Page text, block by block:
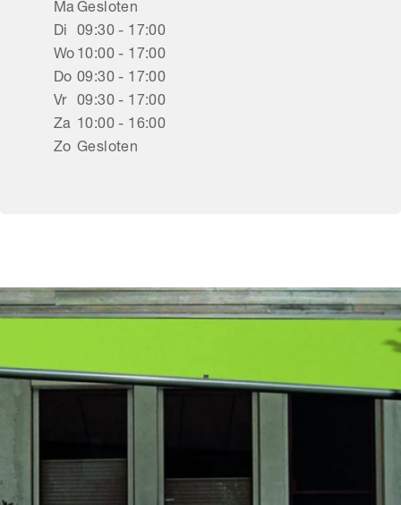
MaGesloten
Di
09:30 - 17:00
Wo 10:00 - 17:00
Do 09:30 - 17:00
Vr
09:30 - 17:00
Za
10:00 - 16:00
Zo Gesloten